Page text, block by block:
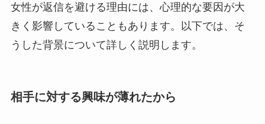
女性が返信を避ける理由には、心理的な要因が大
きく影響していることもあります。以下では、そ
うした背景について詳しく説明します。
相手に対する興味が薄れたから